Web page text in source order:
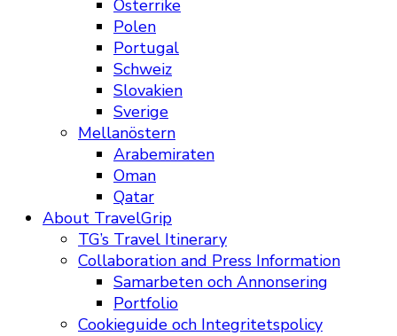
Österrike
Polen
Portugal
Schweiz
Slovakien
Sverige
Mellanöstern
Arabemiraten
Oman
Qatar
About TravelGrip
TG’s Travel Itinerary
Collaboration and Press Information
Samarbeten och Annonsering
Portfolio
Cookieguide och Integritetspolicy